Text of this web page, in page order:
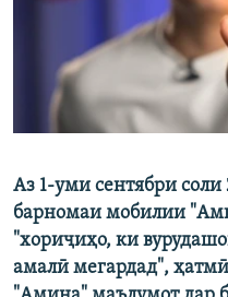
Аз 1-уми сентябри соли
барномаи мобилии
"хориҷиҳо, ки
амалӣ мегардад",